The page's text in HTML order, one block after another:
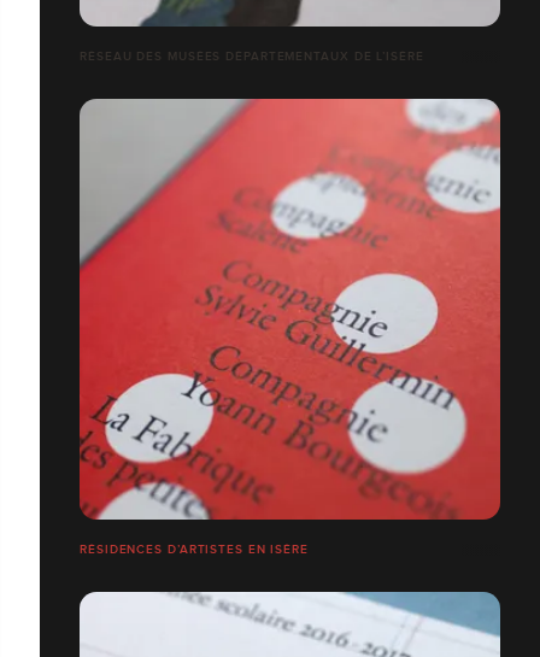
RÉSEAU DES MUSÉES DÉPARTEMENTAUX DE L’ISÈRE
RÉSIDENCES D’ARTISTES EN ISÈRE